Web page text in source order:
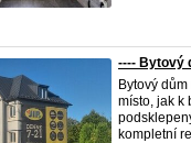
---- Bytový
Bytový
místo, jak k
kompletní